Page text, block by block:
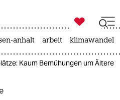
ich

taz zahl ich
anhalt arbeit klimawandel
Kaum Bemühungen um Ältere